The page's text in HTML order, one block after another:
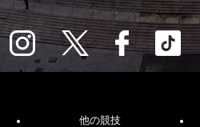
他の競技